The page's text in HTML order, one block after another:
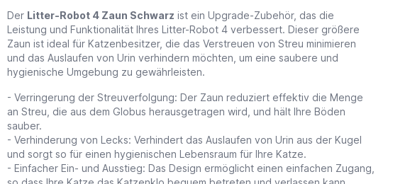
Der Litter-Robot 4 Zaun Schwarz ist ein Upgrade-Zubehör, das die
Leistung und Funktionalität Ihres Litter-Robot 4 verbessert. Dieser größere
Zaun ist ideal für Katzenbesitzer, die das Verstreuen von Streu minimieren
und das Auslaufen von Urin verhindern möchten, um eine saubere und
hygienische Umgebung zu gewährleisten.
- Verringerung der Streuverfolgung: Der Zaun reduziert effektiv die Menge
an Streu, die aus dem Globus herausgetragen wird, und hält Ihre Böden
sauber.
- Verhinderung von Lecks: Verhindert das Auslaufen von Urin aus der Kugel
und sorgt so für einen hygienischen Lebensraum für Ihre Katze.
- Einfacher Ein- und Ausstieg: Das Design ermöglicht einen einfachen Zugang,